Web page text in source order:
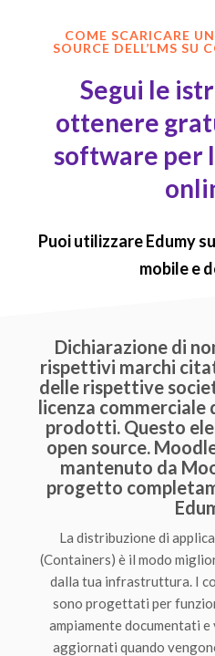
COME SCARICARE
SOURCE DELL’LMS SU
Segui le
ottenere
software per
Puoi utilizzare Edumy
mobile e
Dichiarazione di
rispettivi marchi
delle rispettive
licenza commerciale
prodotti. Questo
open source.
mantenuto da
progetto
La distribuzione di
(Containers) è il modo
dalla tua infrastruttura. I
sono progettati per
ampiamente documentati
aggiornati quando